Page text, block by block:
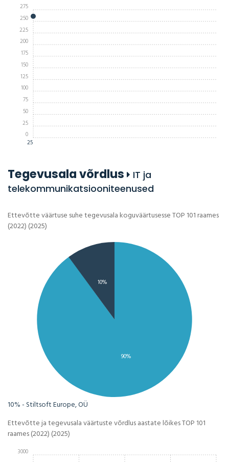
25
0
25
50
75
100
125
150
175
200
225
250
275
Tegevusala võrdlus
IT ja
telekommunikatsiooniteenused
Ettevõtte väärtuse suhe tegevusala koguväärtusesse TOP 101 raames
(2022) (2025)
90%
10%
10% - Stiltsoft Europe, OÜ
Ettevõtte ja tegevusala väärtuste võrdlus aastate lõikes TOP 101
raames (2022) (2025)
3000